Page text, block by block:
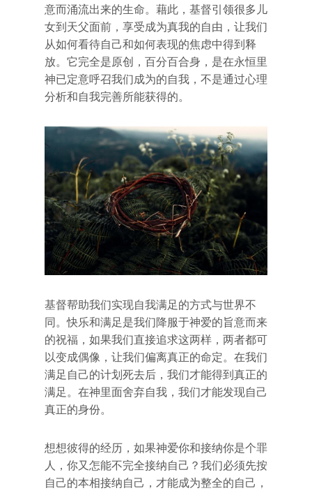
意而涌流出来的生命。藉此，基督引领很多儿
女到天父面前，享受成为真我的自由，让我们
从如何看待自己和如何表现的焦虑中得到释
放。它完全是原创，百分百合身，是在永恒里
神已定意呼召我们成为的自我，不是通过心理
分析和自我完善所能获得的。
基督帮助我们实现自我满足的方式与世界不
同。快乐和满足是我们降服于神爱的旨意而来
的祝福，如果我们直接追求这两样，两者都可
以变成偶像，让我们偏离真正的命定。在我们
满足自己的计划死去后，我们才能得到真正的
满足。在神里面舍弃自我，我们才能发现自己
真正的身份。
想想彼得的经历，如果神爱你和接纳你是个罪
人，你又怎能不完全接纳自己？我们必须先按
自己的本相接纳自己，才能成为整全的自己，